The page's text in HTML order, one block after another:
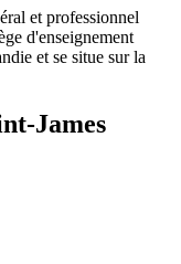
et professionnel
d'enseignement
et se situe sur la
James